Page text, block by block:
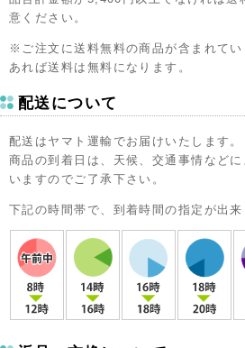
意ください。
※ご注文に送料無料の商品が含まれて
あれば送料は無料になります。
配送について
配送はヤマト運輸でお届けいたします。
商品の到着日は、天候、交通事情など
いますのでご了承下さい。
下記の時間帯で、到着時間の指定が出来